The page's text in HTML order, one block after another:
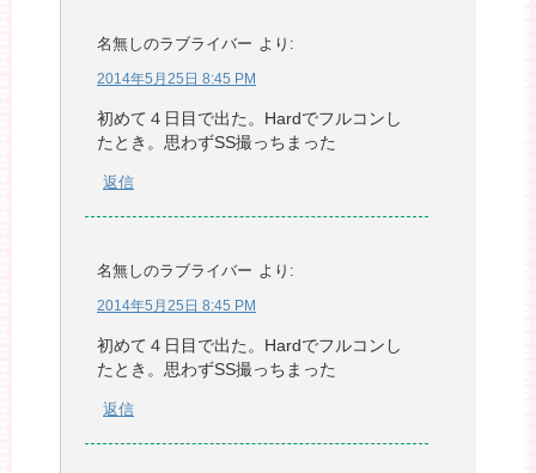
名無しのラブライバー より:
2014年5月25日 8:45 PM
初めて４日目で出た。Hardでフルコンし
たとき。思わずSS撮っちまった
返信
名無しのラブライバー より:
2014年5月25日 8:45 PM
初めて４日目で出た。Hardでフルコンし
たとき。思わずSS撮っちまった
返信